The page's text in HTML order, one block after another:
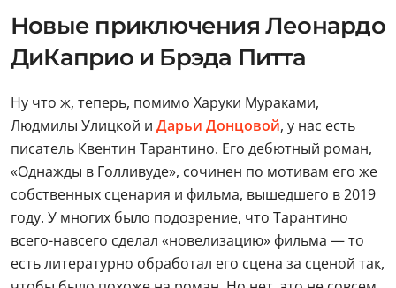
Новые приключения Леонардо
ДиКаприо и Брэда Питта
Ну что ж, теперь, помимо Харуки Мураками,
Людмилы Улицкой и Дарьи Донцовой, у нас есть
писатель Квентин Тарантино. Его дебютный роман,
«Однажды в Голливуде», сочинен по мотивам его же
собственных сценария и фильма, вышедшего в 2019
году. У многих было подозрение, что Тарантино
всего-навсего сделал «новелизацию» фильма — то
есть литературно обработал его сцена за сценой так,